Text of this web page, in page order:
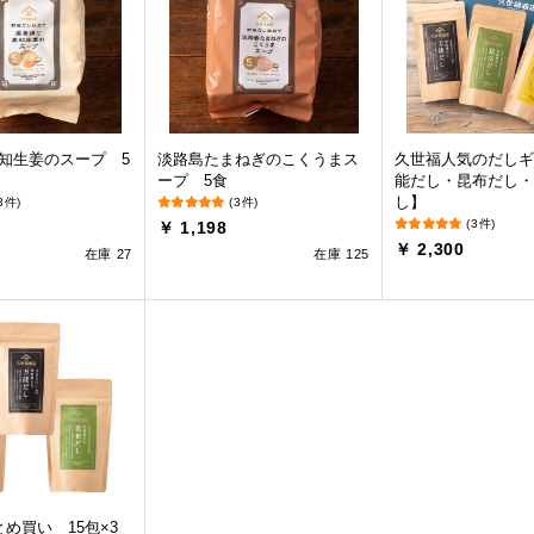
生姜のスープ 5
)
在庫 27
淡路島たまねぎのこくうまス
ープ 5食
(3件)
￥ 1,198
在庫 125
久世福人気のだし
能だし・昆布だし
し】
(3件)
￥ 2,300
め買い 15包×3